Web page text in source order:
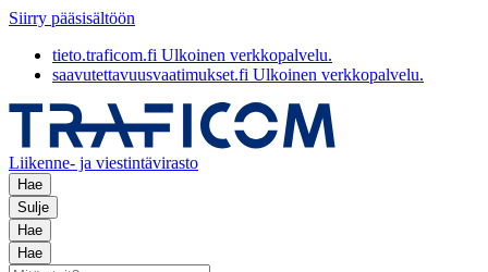
Siirry pääsisältöön
tieto.traficom.fi Ulkoinen verkkopalvelu.
saavutettavuusvaatimukset.fi Ulkoinen verkkopalvelu.
Liikenne- ja viestintävirasto
Hae
Sulje
Hae
Hae